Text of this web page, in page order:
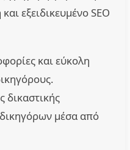
εξειδικευμένο SEO
και εύκολη
δικαστικής
μέσα από